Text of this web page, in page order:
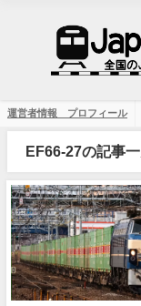
運営者情報 プロフィール
EF66-27の記事